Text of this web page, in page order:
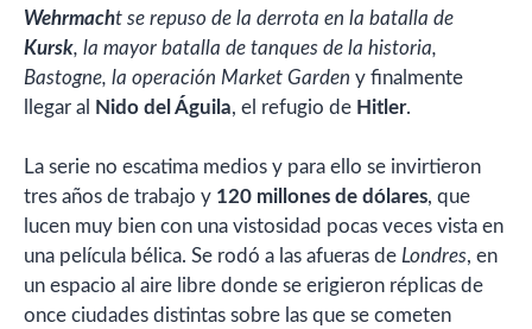
Wehrmacht se repuso de la derrota en la batalla de
Kursk, la mayor batalla de tanques de la historia,
Bastogne, la operación Market Garden y finalmente
llegar al
Nido del Águila, el refugio de Hitler.
La serie no escatima medios y para ello se invirtieron
tres años de trabajo y 120 millones de dólares, que
lucen muy bien con una vistosidad pocas veces vista en
una película bélica. Se rodó a las afueras de Londres, en
un espacio al aire libre donde se erigieron réplicas de
once ciudades distintas sobre las que se cometen